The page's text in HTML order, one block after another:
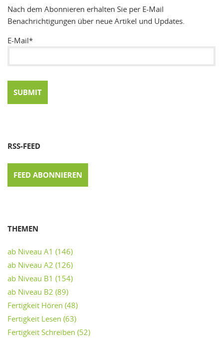
Nach dem Abonnieren erhalten Sie per E-Mail
Benachrichtigungen über neue Artikel und Updates.
E-Mail*
RSS-FEED
FEED ABONNIEREN
THEMEN
ab Niveau A1 (146)
ab Niveau A2 (126)
ab Niveau B1 (154)
ab Niveau B2 (89)
Fertigkeit Hören (48)
Fertigkeit Lesen (63)
Fertigkeit Schreiben (52)